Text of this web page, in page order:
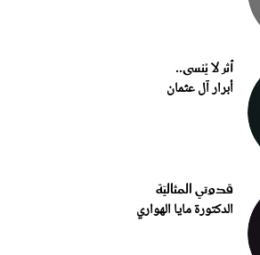
أثر لا يُنسى..
أبرار آل عثمان
قدوتي المثاليّة
الدكتورة مايا الهواري